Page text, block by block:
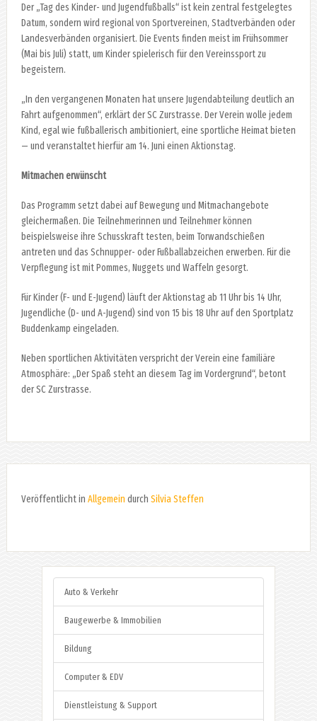
Der „Tag des Kinder- und Jugendfußballs“ ist kein zentral festgelegtes
Datum, sondern wird regional von Sportvereinen, Stadtverbänden oder
Landesverbänden organisiert. Die Events finden meist im Frühsommer
(Mai bis Juli) statt, um Kinder spielerisch für den Vereinssport zu
begeistern.
„In den vergangenen Monaten hat unsere Jugendabteilung deutlich an
Fahrt aufgenommen“, erklärt der SC Zurstrasse. Der Verein wolle jedem
Kind, egal wie fußballerisch ambitioniert, eine sportliche Heimat bieten
— und veranstaltet hierfür am 14. Juni einen Aktionstag.
Mitmachen erwünscht
Das Programm setzt dabei auf Bewegung und Mitmachangebote
gleichermaßen. Die Teilnehmerinnen und Teilnehmer können
beispielsweise ihre Schusskraft testen, beim Torwandschießen
antreten und das Schnupper- oder Fußballabzeichen erwerben. Für die
Verpflegung ist mit Pommes, Nuggets und Waffeln gesorgt.
Für Kinder (F- und E-Jugend) läuft der Aktionstag ab 11 Uhr bis 14 Uhr,
Jugendliche (D- und A-Jugend) sind von 15 bis 18 Uhr auf den Sportplatz
Buddenkamp eingeladen.
Neben sportlichen Aktivitäten verspricht der Verein eine familiäre
Atmosphäre: „Der Spaß steht an diesem Tag im Vordergrund“, betont
der SC Zurstrasse.
Veröffentlicht in Allgemein durch Silvia Steffen
Auto & Verkehr
Baugewerbe & Immobilien
Bildung
Computer & EDV
Dienstleistung & Support